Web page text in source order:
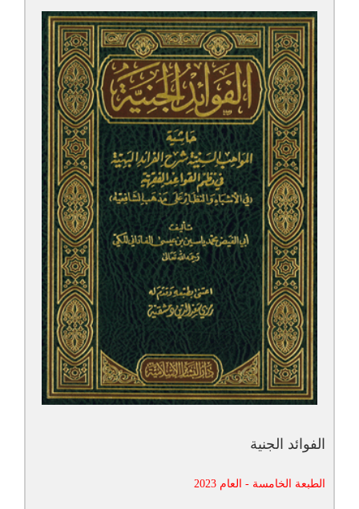
الفوائد الجنية
الطبعة الخامسة - العام 2023